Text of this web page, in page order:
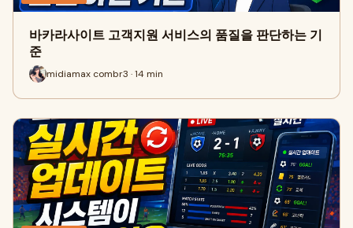
바카라사이트 고객지원 서비스의 품질을 판단하는 기
준
midiamax combr3 · 14 min